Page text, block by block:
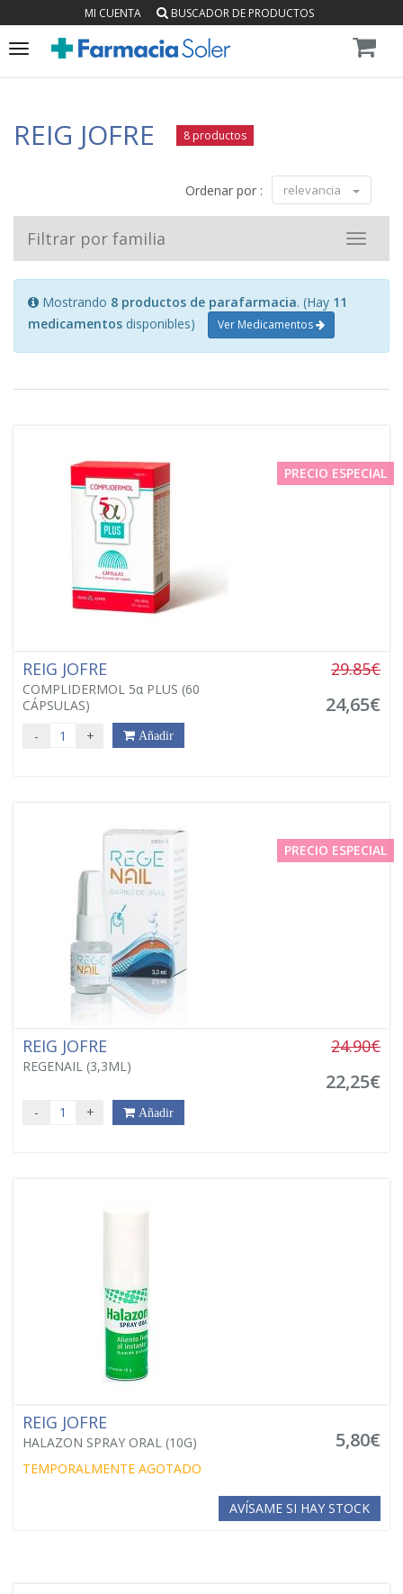
MI CUENTA BUSCADOR DE PRODUCTOS
Toggle
REIG JOFRE 8 productos
Ordenar por : relevancia
Toggle
Filtrar por familia
Mostrando 8 productos de parafarmacia. (Hay 11
medicamentos disponibles) Ver Medicamentos
PRECIO ESPECIAL
REIG JOFRE
COMPLIDERMOL 5α PLUS (60
CÁPSULAS)
29.85€
24,65€
- + Añadir
PRECIO ESPECIAL
REIG JOFRE
REGENAIL (3,3ML)
24.90€
22,25€
- + Añadir
REIG JOFRE
HALAZON SPRAY ORAL (10G) 5,80€
TEMPORALMENTE AGOTADO
AVÍSAME SI HAY STOCK